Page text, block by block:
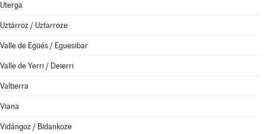
Uterga
Uztárroz / Uztarroze
Valle de Egüés / Eguesibar
Valle de Yerri / Deierri
Valtierra
Viana
Vidángoz / Bidankoze